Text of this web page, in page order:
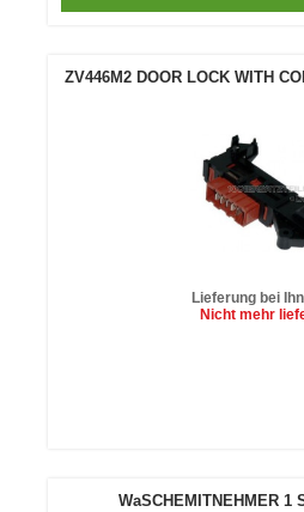
ZV446M2 DOOR LOCK WITH
Lieferung bei
Nicht mehr
WaSCHEMITNEHMER 1